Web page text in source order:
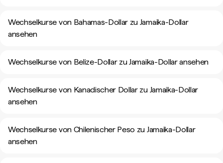
Wechselkurse von Bahamas-Dollar zu Jamaika-Dollar
ansehen
Wechselkurse von Belize-Dollar zu Jamaika-Dollar ansehen
Wechselkurse von Kanadischer Dollar zu Jamaika-Dollar
ansehen
Wechselkurse von Chilenischer Peso zu Jamaika-Dollar
ansehen